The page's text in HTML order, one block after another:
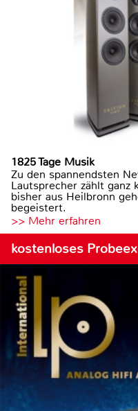
1825 Tage Musik
Zu den spannendsten
Lautsprecher zählt ganz
bisher aus Heilbronn
begeistert.
>> Mehr erfahren
kostenloses